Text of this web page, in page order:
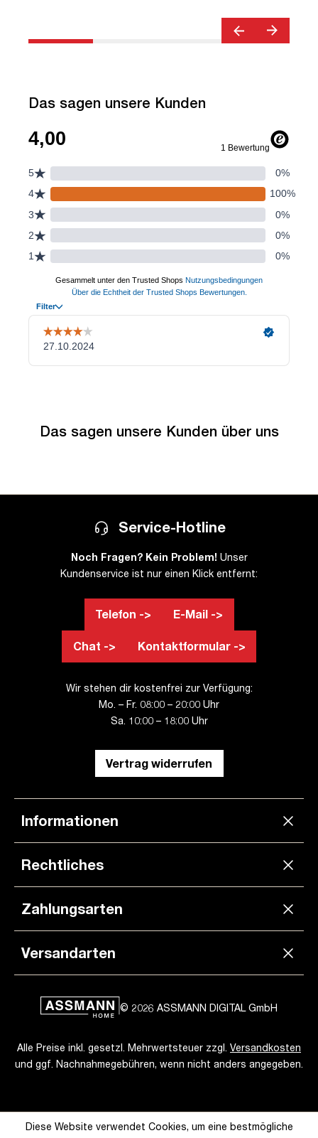
Das sagen unsere Kunden
Das sagen unsere Kunden über uns
Service-Hotline
Noch Fragen? Kein Problem! Unser
Kundenservice ist nur einen Klick entfernt:
Telefon -> E-Mail ->
Chat -> Kontaktformular ->
Wir stehen dir kostenfrei zur Verfügung:
Mo. – Fr. 08:00 – 20:00 Uhr
Sa. 10:00 – 18:00 Uhr
Vertrag widerrufen
Informationen
Rechtliches
Zahlungsarten
Versandarten
© 2026 ASSMANN DIGITAL GmbH
Alle Preise inkl. gesetzl. Mehrwertsteuer zzgl. Versandkosten
und ggf. Nachnahmegebühren, wenn nicht anders angegeben.
Diese Website verwendet Cookies, um eine bestmögliche